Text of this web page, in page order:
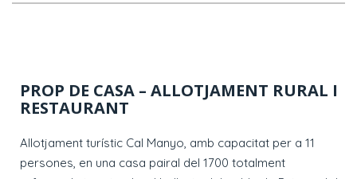
PROP DE CASA – ALLOTJAMENT RURAL I
RESTAURANT
Allotjament turístic Cal Manyo, amb capacitat per a 11
persones, en una casa pairal del 1700 totalment